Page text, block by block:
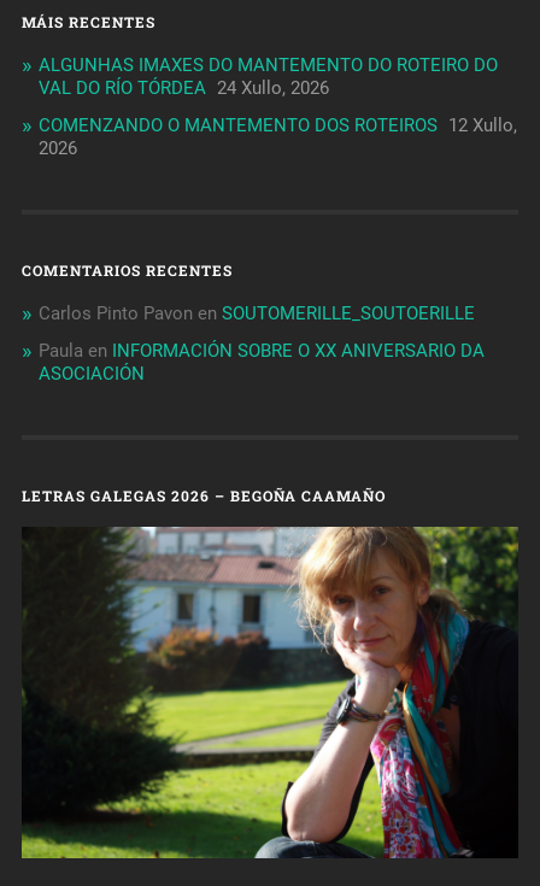
MÁIS RECENTES
ALGUNHAS IMAXES DO MANTEMENTO DO ROTEIRO DO
VAL DO RÍO TÓRDEA 24 Xullo, 2026
COMENZANDO O MANTEMENTO DOS ROTEIROS 12 Xullo,
2026
COMENTARIOS RECENTES
Carlos Pinto Pavon en SOUTOMERILLE_SOUTOERILLE
Paula en INFORMACIÓN SOBRE O XX ANIVERSARIO DA
ASOCIACIÓN
LETRAS GALEGAS 2026 – BEGOÑA CAAMAÑO